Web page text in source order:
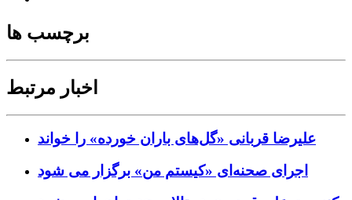
برچسب ها
اخبار مرتبط
علیرضا قربانی «گل‌های باران خورده» را خواند
اجرای صحنه‌ای «کیستم من» برگزار می شود